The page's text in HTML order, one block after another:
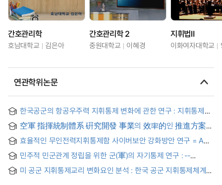
간호관리학
호남대학교 김은아
간호관리학 2
중원대학교 이혜경
지휘법Ⅱ
이화여자대학교
연관학위논문
한국공군의 항공우주력 지휘통제 변화에 관한 연구 : 지휘통제
변화 주요 요인 분석 중심으로 = A Study on the Evolution of
Command and Control of Air & Space Power in the
Republic of Korea Air Force : Focusing on the Analysis of
Key Factors on the Evolution of Command and Control
空軍 指揮統制體系 硏究開發 事業의 效率的인 推進方案
command and control system research and development
project
효율적인 무인전력지휘통제함 사이버보안 강화방안 연구 = A
for the Command and Control Vessel for Naval Unmanned
Systems
민주적 민군관계 정립을 위한 군(軍)의 자기통제 연구 : ‐-
Study of the Military Self-Control for the Democratic Civil-
미 공군 지휘통제교리 변화요인 분석 : 한국 공군 지휘통제체계